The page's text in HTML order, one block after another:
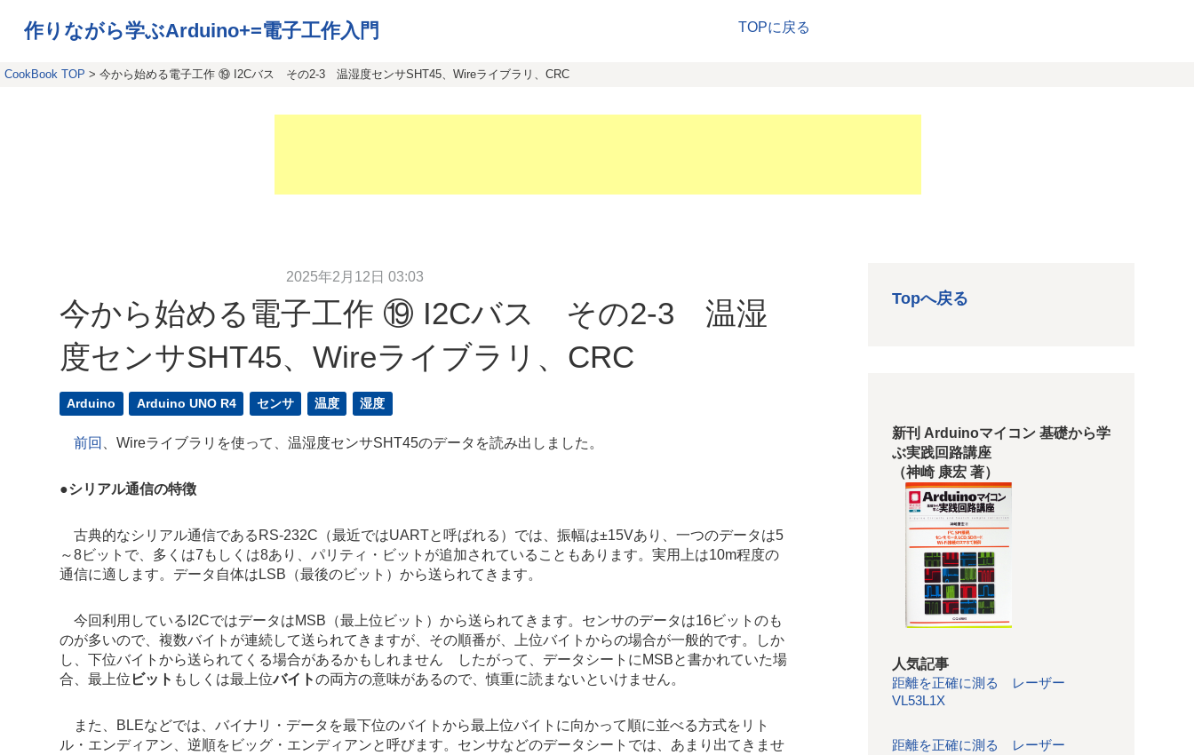
TOPに戻る
作りながら学ぶArduino+=電子工作入門
CookBook TOP > 今から始める電子工作 ⑲ I2Cバス その2-3 温湿度センサSHT45、Wireライブラリ、CRC
2025年2月12日 03:03
今から始める電子工作 ⑲ I2Cバス その2-3 温湿
度センサSHT45、Wireライブラリ、CRC
Arduino Arduino UNO R4 センサ 温度 湿度
前回 、Wireライブラリを使って、温湿度センサSHT45のデータを読み出しました。
●シリアル通信の特徴
古典的なシリアル通信であるRS-232C（最近ではUARTと呼ばれる）では、振幅は±15Vあり、一つのデータは5
～8ビットで、多くは7もしくは8あり、パリティ・ビットが追加されていることもあります。実用上は10m程度の
通信に適します。データ自体はLSB（最後のビット）から送られてきます。
今回利用しているI2CではデータはMSB（最上位ビット）から送られてきます。センサのデータは16ビットのも
のが多いので、複数バイトが連続して送られてきますが、その順番が、上位バイトからの場合が一般的です。しか
し、下位バイトから送られてくる場合があるかもしれません したがって、データシートにMSBと書かれていた場
合、最上位 ビット もしくは最上位バイトの両方の意味があるので、慎重に読まないといけません。
また、BLEなどでは、バイナリ・データを最下位のバイトから最上位バイトに向かって順に並べる方式をリト
ル・エンディアン、逆順をビッグ・エンディアンと呼びます。センサなどのデータシートでは、あまり出てきませ
Topへ戻る
新刊 Arduinoマイコン 基礎から学
ぶ実践回路講座
（神崎 康宏 著）
人気記事
距離を正確に測る レーザー
VL53L1X
距離を正確に測る レーザー